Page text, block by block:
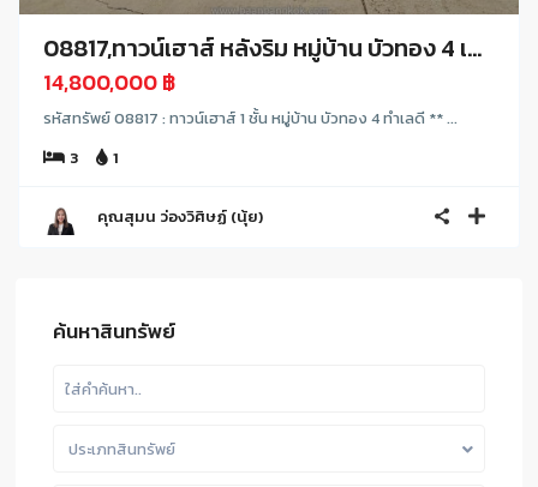
08817,ทาวน์เฮาส์ หลังริม หมู่บ้าน บัวทอง 4 เ...
14,800,000 ฿
รหัสทรัพย์ 08817 : ทาวน์เฮาส์ 1 ชั้น หมู่บ้าน บัวทอง 4 ทำเลดี ** ...
3
1
คุณสุมน ว่องวิศิษฏ์ (นุ้ย)
ค้นหาสินทรัพย์
ประเภทสินทรัพย์